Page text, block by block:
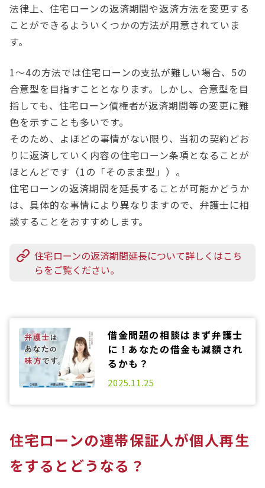
法律上、住宅ローンの返済期間や返済方法を変更する
ことができるよういくつかの方法が用意されていま
す。
1～4の方法では住宅ローンの支払が難しい場合、5の
合意型を目指すこととなります。しかし、合意型を目
指しても、住宅ローン債権者が返済期間等の変更に難
色を示すことも多いです。
そのため、よほどの事情がない限り、当初の契約どお
りに返済していく内容の住宅ローン条項となることが
ほとんどです（1の「そのまま型」）。
住宅ローンの返済期間を延長することが可能かどうか
は、具体的な事情により異なりますので、弁護士に相
談することをおすすめします。
住宅ローンの返済期間延長について詳しくはこち
らをご覧ください。
借金問題の相談はまず弁護士
に！あなたの借金も減額され
るかも？
2025.06.13
2025.11.25
住宅ローンの連帯保証人が個人再生
をするとどうなる？